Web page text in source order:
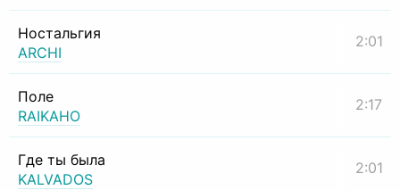
Ностальгия
ARCHI
2:01
Поле
RAIKAHO
2:17
Где ты была
KALVADOS
2:01